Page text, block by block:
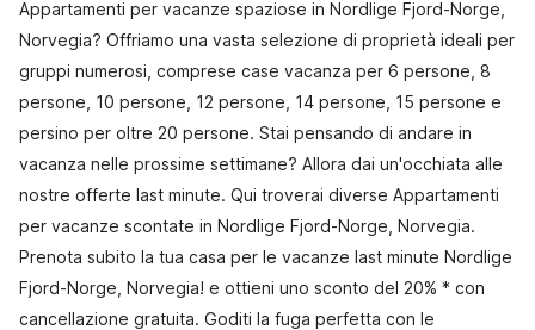
Appartamenti per vacanze spaziose in Nordlige Fjord-Norge,
Norvegia? Offriamo una vasta selezione di proprietà ideali per
gruppi numerosi, comprese case vacanza per 6 persone, 8
persone, 10 persone, 12 persone, 14 persone, 15 persone e
persino per oltre 20 persone. Stai pensando di andare in
vacanza nelle prossime settimane? Allora dai un'occhiata alle
nostre offerte last minute. Qui troverai diverse Appartamenti
per vacanze scontate in Nordlige Fjord-Norge, Norvegia.
Prenota subito la tua casa per le vacanze last minute Nordlige
Fjord-Norge, Norvegia! e ottieni uno sconto del 20% * con
cancellazione gratuita. Goditi la fuga perfetta con le